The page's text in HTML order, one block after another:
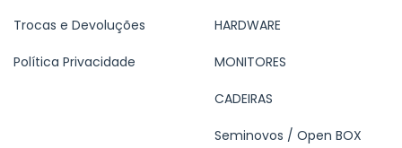
Trocas e Devoluções
Política Privacidade
HARDWARE
MONITORES
CADEIRAS
Seminovos / Open BOX